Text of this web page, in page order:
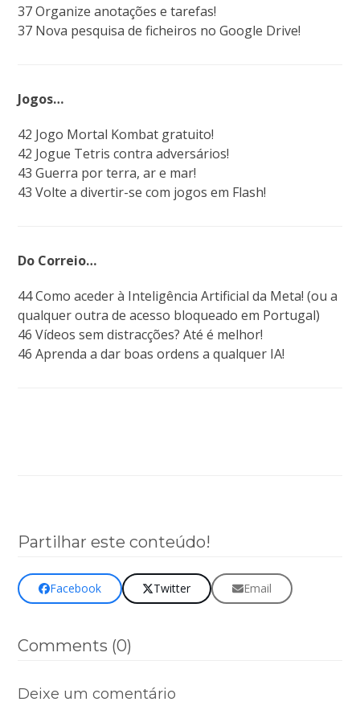
37 Organize anotações e tarefas!
37 Nova pesquisa de ficheiros no Google Drive!
Jogos…
42 Jogo Mortal Kombat gratuito!
42 Jogue Tetris contra adversários!
43 Guerra por terra, ar e mar!
43 Volte a divertir-se com jogos em Flash!
Do Correio…
44 Como aceder à Inteligência Artificial da Meta! (ou a
qualquer outra de acesso bloqueado em Portugal)
46 Vídeos sem distracções? Até é melhor!
46 Aprenda a dar boas ordens a qualquer IA!
Partilhar este conteúdo!
Facebook Twitter Email
Comments (0)
Deixe um comentário